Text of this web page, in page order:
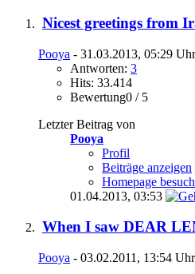
Nicest greetings from
Pooya - 31.03.2013, 05:29 Uhr
Antworten: 3
Hits: 33.414
Bewertung0 / 5
Letzter Beitrag von
Pooya
Profil
Beiträge anzeigen
Homepage
01.04.2013, 03:53
When I saw DEAR
Pooya - 03.02.2011, 13:54 Uhr